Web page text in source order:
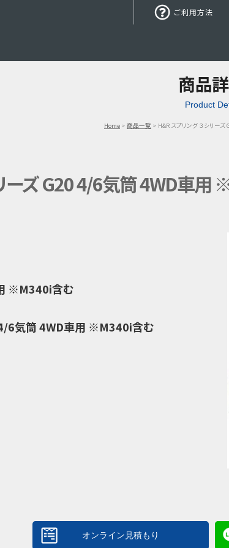
ご利用方法
商品
Product
Home 商品一覧 H&R スプリング ３シリー
ーズ G20 4/6気筒 4WD車
※M340i含む
4/6気筒 4WD車用 ※M340i含む